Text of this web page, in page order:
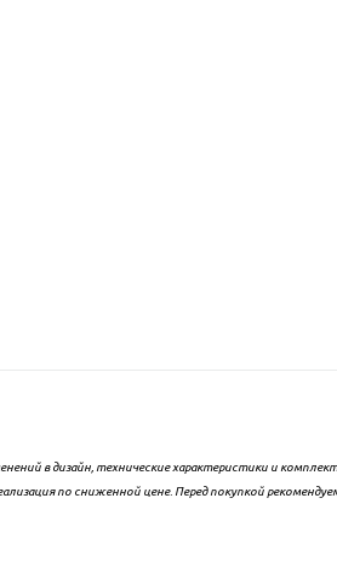
в дизайн, технические характеристики и
по сниженной цене. Перед покупкой